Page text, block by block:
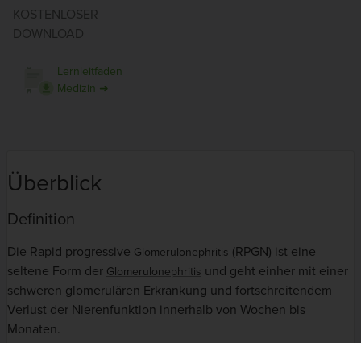
KOSTENLOSER
DOWNLOAD
Lernleitfaden
Medizin ➜
Überblick
Definition
Die Rapid progressive Glomerulonephritis (RPGN) ist eine
seltene Form der Glomerulonephritis und geht einher mit einer
schweren glomerulären Erkrankung und fortschreitendem
Verlust der Nierenfunktion innerhalb von Wochen bis
Monaten.